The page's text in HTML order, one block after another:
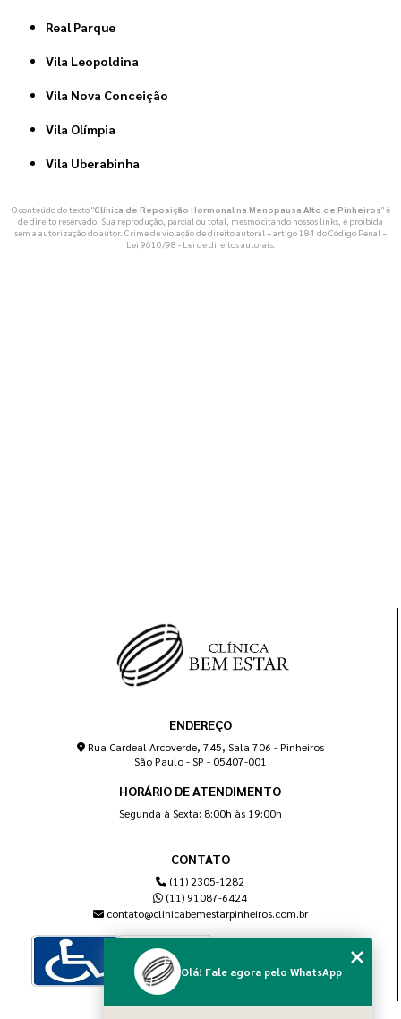
Real Parque
Vila Leopoldina
Vila Nova Conceição
Vila Olímpia
Vila Uberabinha
O conteúdo do texto "Clínica de Reposição Hormonal na Menopausa Alto de Pinheiros" é
de direito reservado. Sua reprodução, parcial ou total, mesmo citando nossos links, é proibida
sem a autorização do autor. Crime de violação de direito autoral – artigo 184 do Código Penal –
Lei 9610/98 - Lei de direitos autorais.
ENDEREÇO
Rua Cardeal Arcoverde, 745, Sala 706 - Pinheiros
São Paulo - SP - 05407-001
HORÁRIO DE ATENDIMENTO
Segunda à Sexta: 8:00h às 19:00h
CONTATO
(11) 2305-1282
(11) 91087-6424
contato@clinicabemestarpinheiros.com.br
Olá! Fale agora pelo WhatsApp